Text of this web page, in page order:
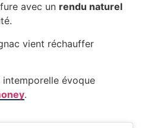
avec un rendu naturel
vient réchauffer
évoque
.